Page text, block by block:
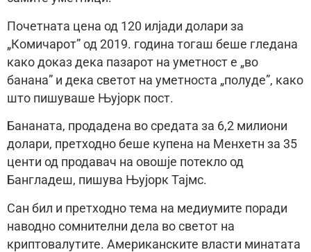
Почетната цена од 120 илјади долари за
„Комичарот” од 2019. година тогаш беше гледана
како доказ дека пазарот на уметност е „во
банана” и дека светот на уметноста „полуде”, како
што пишуваше Њујорк пост.
Бананата, продадена во средата за 6,2 милиони
долари, претходно беше купена на Менхетн за 35
центи од продавач на овошје потекло од
Бангладеш, пишува Њујорк Тајмс.
Сан бил и претходно тема на медиумите поради
наводно сомнителни дела во светот на
криптовалутите. Американските власти минатата